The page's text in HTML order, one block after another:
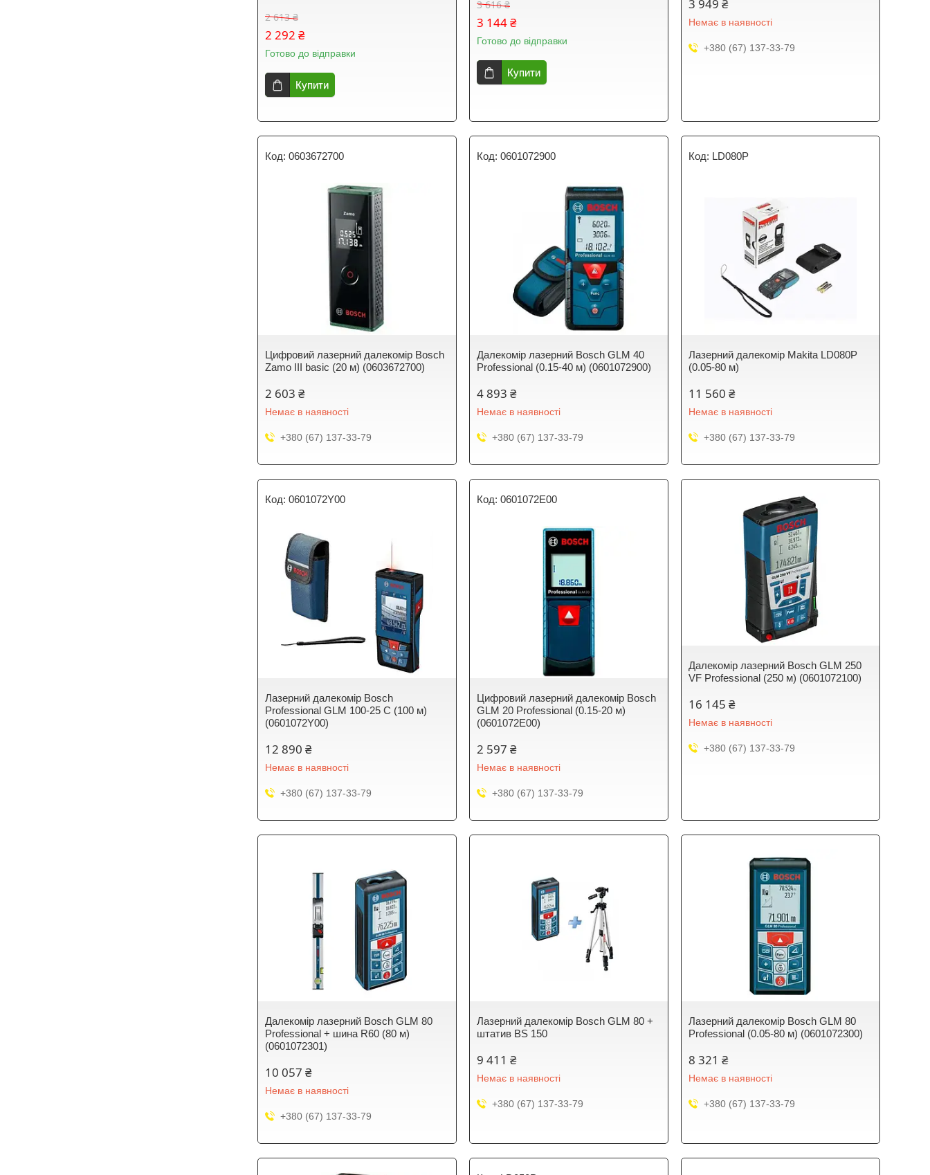
2 613 ₴
2 292 ₴
Готово до відправки
Купити
3 616 ₴
3 144 ₴
Готово до відправки
Купити
3 949 ₴
Немає в наявності
+380 (67) 137-33-79
0603672700
Цифровий лазерний далекомір Bosch
Zamo III basic (20 м) (0603672700)
2 603 ₴
Немає в наявності
+380 (67) 137-33-79
0601072900
Далекомір лазерний Bosch GLM 40
Professional (0.15-40 м) (0601072900)
4 893 ₴
Немає в наявності
+380 (67) 137-33-79
LD080P
Лазерний далекомір Makita LD080P
(0.05-80 м)
11 560 ₴
Немає в наявності
+380 (67) 137-33-79
0601072Y00
Лазерний далекомір Bosch
Professional GLM 100-25 C (100 м)
(0601072Y00)
12 890 ₴
Немає в наявності
+380 (67) 137-33-79
0601072E00
Цифровий лазерний далекомір Bosch
GLM 20 Professional (0.15-20 м)
(0601072E00)
2 597 ₴
Немає в наявності
+380 (67) 137-33-79
Далекомір лазерний Bosch GLM 250
VF Professional (250 м) (0601072100)
16 145 ₴
Немає в наявності
+380 (67) 137-33-79
Далекомір лазерний Bosch GLM 80
Professional + шина R60 (80 м)
(0601072301)
10 057 ₴
Немає в наявності
+380 (67) 137-33-79
Лазерний далекомір Bosch GLM 80 +
штатив BS 150
9 411 ₴
Немає в наявності
+380 (67) 137-33-79
Лазерний далекомір Bosch GLM 80
Professional (0.05-80 м) (0601072300)
8 321 ₴
Немає в наявності
+380 (67) 137-33-79